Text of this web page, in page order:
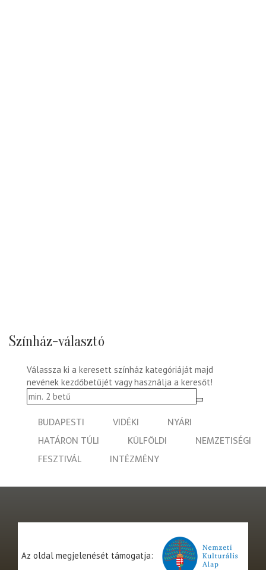
Színház-választó
Válassza ki a keresett színház kategóriáját majd
nevének kezdőbetűjét vagy használja a keresőt!
BUDAPESTI VIDÉKI
NYÁRI
HATÁRON TÚLI
KÜLFÖLDI
NEMZETISÉGI
FESZTIVÁL
INTÉZMÉNY
Az oldal megjelenését támogatja: